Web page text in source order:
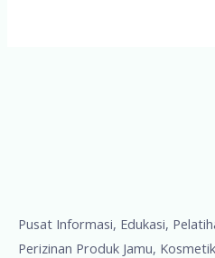
Pusat Informasi, Edukasi,
Perizinan Produk Jamu,